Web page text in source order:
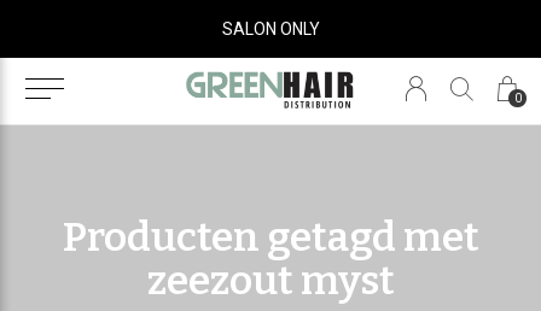
0
SALON ONLY
Producten getagd met
zeezout myst